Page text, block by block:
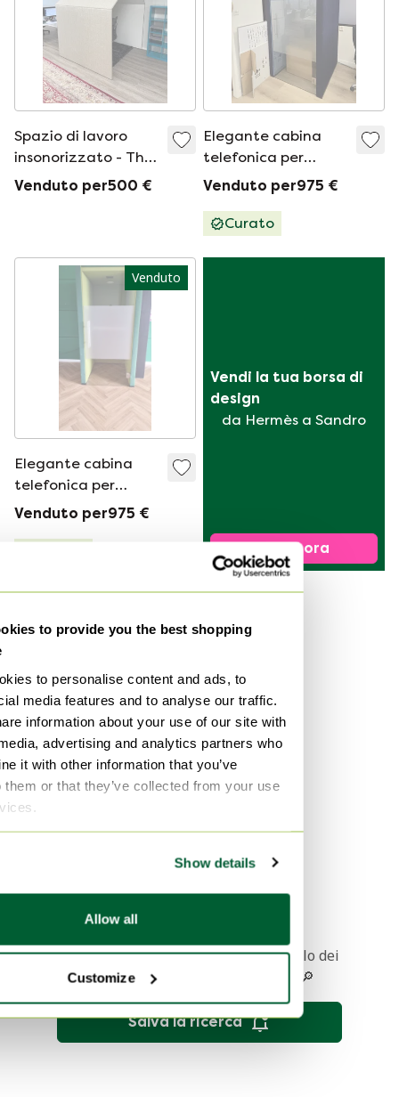
to provide you the best shopping
to personalise content and ads, to
media features and to analyse our traffic.
information about your use of our site with
advertising and analytics partners who
it with other information that you’ve
them or that they’ve collected from your use
Show details
Allow all
Customize
Spazio di lavoro
insonorizzato - The
Hut - Götessons
Venduto per500 €
Elegante cabina
telefonica per
l&#39;ufficio
Venduto per975 €
Curato
Venduto
Elegante cabina
telefonica per
l&#39;ufficio
Venduto per975 €
Vendi la tua borsa di
design
da Hermès a Sandro
Vendi ora
Vitra Workbay Meet
Venduto per800 €
1
Ricevere una notifica quando l'articolo dei
vostri sogni viene messo online 🔎
Salva la ricerca